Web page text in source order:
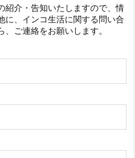
紹介・告知いたしますので、情
に、インコ生活に関する問い合
ご連絡をお願いします。